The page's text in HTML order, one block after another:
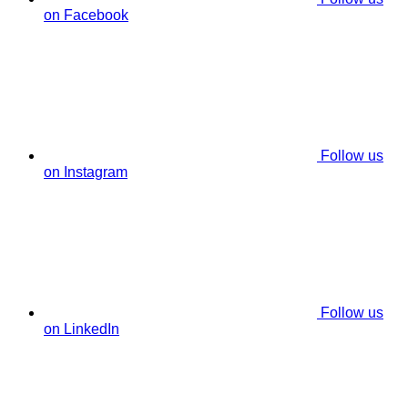
on Facebook
Follow us
on Instagram
Follow us
on LinkedIn